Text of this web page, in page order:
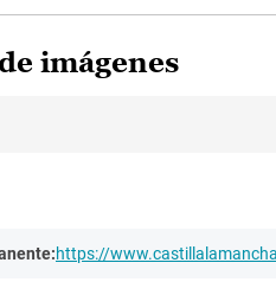
imágenes
https://